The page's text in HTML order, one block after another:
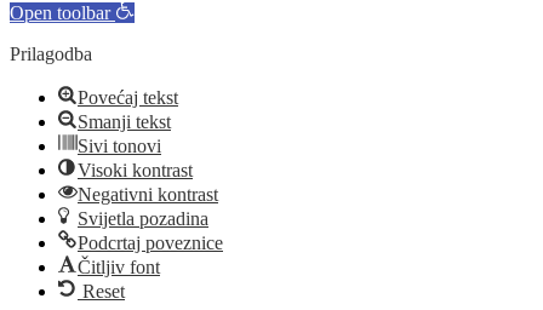
Open toolbar
Prilagodba
Povećaj tekst
Smanji tekst
Sivi tonovi
Visoki kontrast
Negativni kontrast
Svijetla pozadina
Podcrtaj poveznice
Čitljiv font
Reset